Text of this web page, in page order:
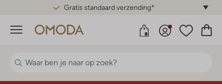
Gratis standaard verzending*
Menu